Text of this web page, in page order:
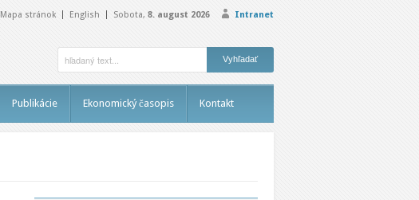
Intranet
Mapa stránok English Sobota, 8. august 2026
Publikácie Ekonomický časopis Kontakt